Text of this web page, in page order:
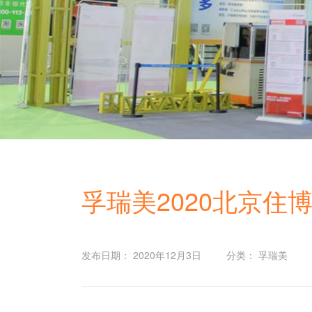
孚瑞美2020北京住
发布日期： 2020年12月3日 分类： 孚瑞美